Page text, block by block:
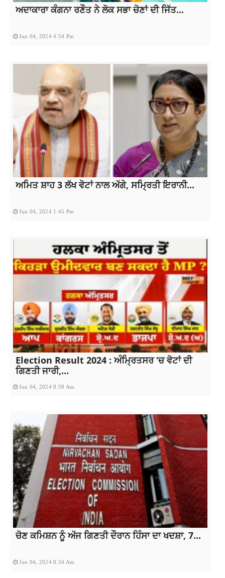
ਅਦਾਕਾਰਾ ਕੰਗਨਾ ਰਣੌਤ ਨੇ ਲੋਕ ਸਭਾ ਚੋਣਾਂ ਦੀ ਜਿੱਤ...
Jun 04, 2024 4:54 Pm
ਅਮਿਤ ਸ਼ਾਹ 3 ਲੱਖ ਵੋਟਾਂ ਨਾਲ ਅੱਗੇ, ਸਮ੍ਰਿਤੀ ਇਰਾਨੀ...
Jun 04, 2024 1:45 Pm
Election Result 2024 : ਅੰਮ੍ਰਿਤਸਰ ‘ਚ ਵੋਟਾਂ ਦੀ
ਗਿਣਤੀ ਜਾਰੀ,...
Jun 04, 2024 8:58 Am
ਚੋਣ ਕਮਿਸ਼ਨ ਨੂੰ ਅੱਜ ਗਿਣਤੀ ਦੌਰਾਨ ਹਿੰਸਾ ਦਾ ਖਦਸ਼ਾ, 7...
Jun 04, 2024 8:34 Am